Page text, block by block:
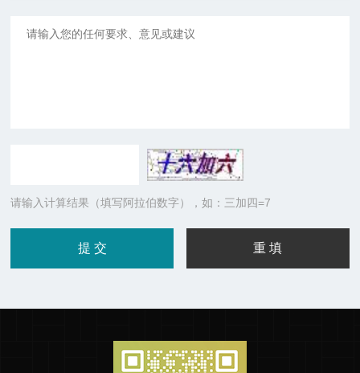
请输入计算结果（填写阿拉伯数字），如：三加四=7